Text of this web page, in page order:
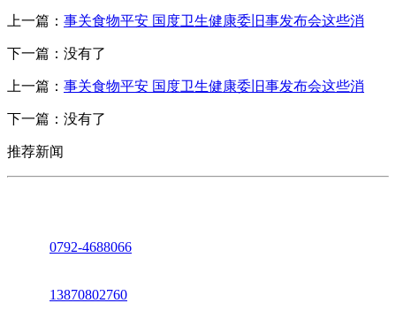
上一篇： 事关食物平安 国度卫生健康委旧事发布会这些消
下一篇：没有了
上一篇： 事关食物平安 国度卫生健康委旧事发布会这些消
下一篇：没有了
推荐新闻
0792-4688066
13870802760